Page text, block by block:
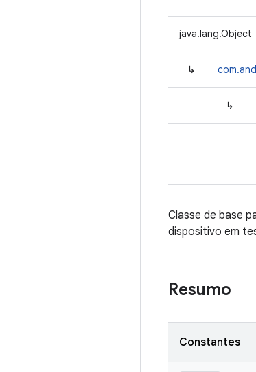
java.lang.Object
↳
↳
Classe de base
dispositivo em
Resumo
Constantes